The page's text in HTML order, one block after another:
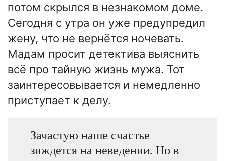
потом скрылся в незнакомом доме.
Сегодня с утра он уже предупредил
жену, что не вернётся ночевать.
Мадам просит детектива выяснить
всё про тайную жизнь мужа. Тот
заинтересовывается и немедленно
приступает к делу.
Зачастую наше счастье
зиждется на неведении. Но в